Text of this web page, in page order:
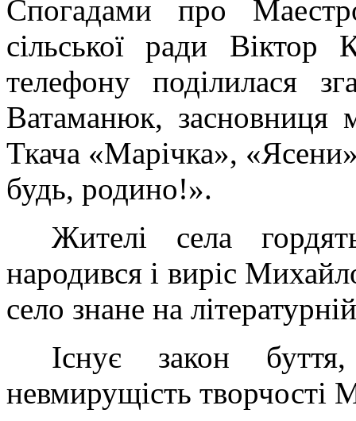
Спогадами про
сільської ради
телефону поділилася
Ватаманюк, засновниця
Ткача «Марічка»,
будь, родино!».
Жителі села
народився і виріс
село знане на
Існує закон
невмирущість творчості